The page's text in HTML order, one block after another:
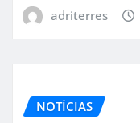
adriterres
NOTÍCIAS